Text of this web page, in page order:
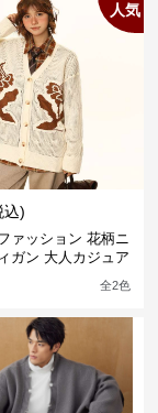
人気
込)
ァッション 花柄ニ
ガン 大人カジュア
全2色